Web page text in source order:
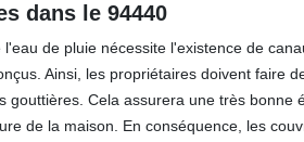
dans le 94440
l'eau de pluie nécessite l'existence de
Ainsi, les propriétaires doivent faire
gouttières. Cela assurera une très bonne
de la maison. En conséquence, les